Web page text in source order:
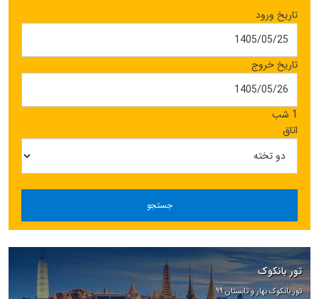
تاریخ ورود
تاریخ خروج
1 شب
اتاق
جستجو
تور بانکوک
تور بانکوک بهار و تابستان ۹۹